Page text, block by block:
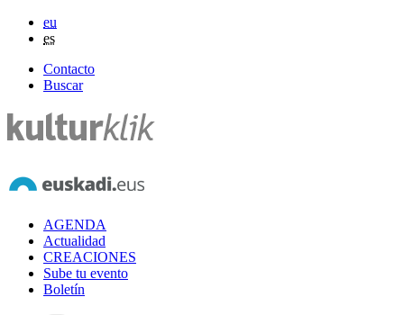
eu
es
Contacto
Buscar
AGENDA
Actualidad
CREACIONES
Sube tu evento
Boletín